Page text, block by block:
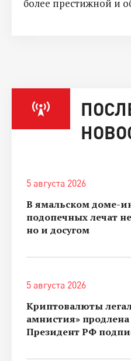
более престижной и
5 августа 2026
В ямальском доме-
подопечных лечат
но и досугом
5 августа 2026
Криптовалюты
амнистия» продлена
Президент РФ